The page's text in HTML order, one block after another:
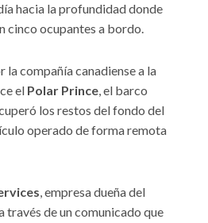
hacia la profundidad donde
cinco ocupantes a bordo.
la compañía canadiense a la
el Polar Prince, el barco
los restos del fondo del
operado de forma remota
, empresa dueña del
través de un comunicado que